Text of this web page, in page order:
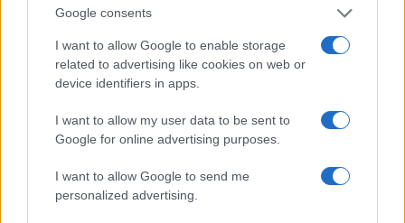
Google consents
I want to allow Google to enable storage
related to advertising like cookies on web or
device identifiers in apps.
I want to allow my user data to be sent to
Google for online advertising purposes.
I want to allow Google to send me
personalized advertising.
Crema multifunzione: 9 utilizzi intelligenti
per la pelle
Una sola crema, nove utilizzi smart: consigli pratici su quantità,
massimo.
Camilla Fiore · 4 Ago 2026
ALIMENTAZIONE